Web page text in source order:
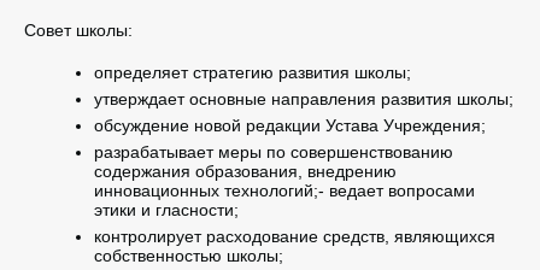
Совет школы:
определяет стратегию развития школы;
утверждает основные направления развития школы;
обсуждение новой редакции Устава Учреждения;
разрабатывает меры по совершенствованию
содержания образования, внедрению
инновационных технологий;- ведает вопросами
этики и гласности;
контролирует расходование средств, являющихся
собственностью школы;